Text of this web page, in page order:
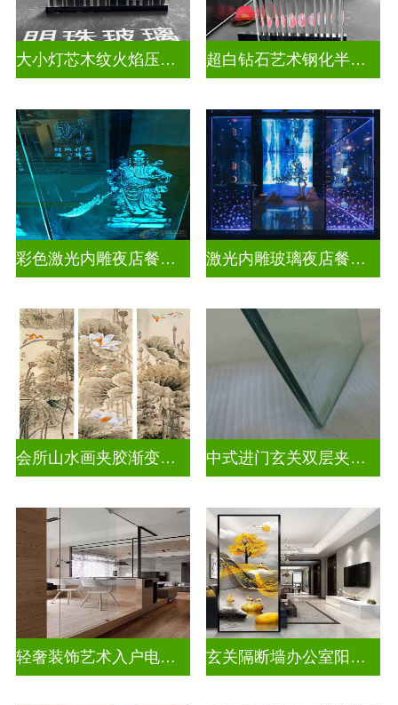
大小灯芯木纹火焰压花玻璃 超白钻石艺术钢化半透明压花玻璃
彩色激光内雕夜店餐厅装饰 激光内雕玻璃夜店餐厅装饰
会所山水画夹胶渐变玻璃 中式进门玄关双层夹娟玻璃
轻奢装饰艺术入户电视玻璃背景墙 玄关隔断墙办公室阳台挡门玻璃背景墙